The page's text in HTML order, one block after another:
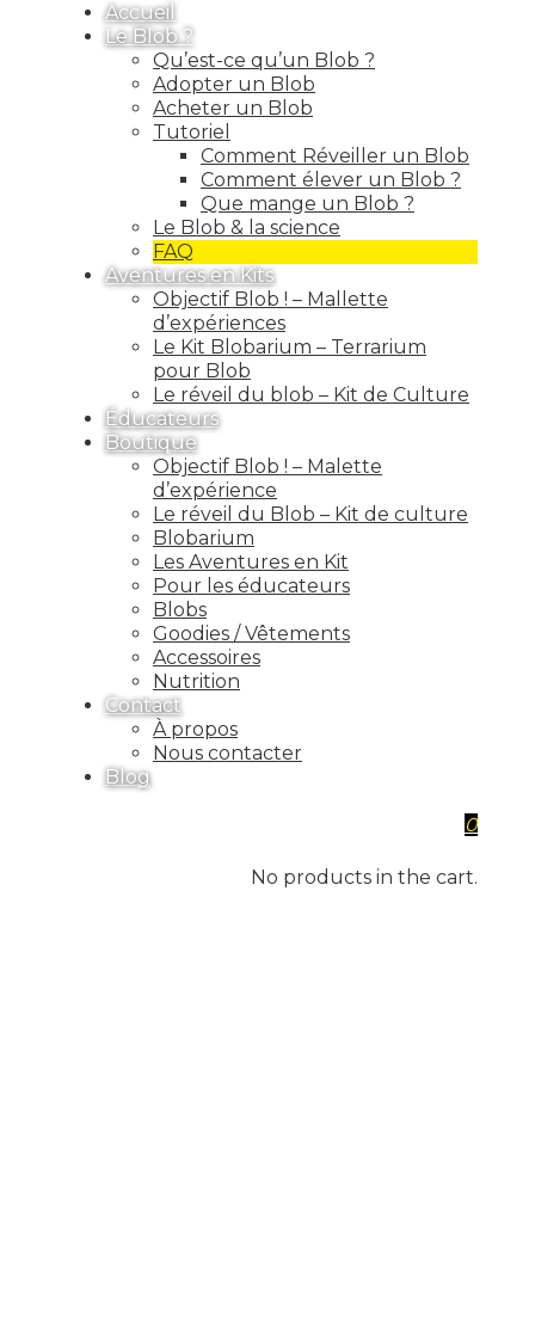
Accueil
Le Blob ?
Qu’est-ce qu’un Blob ?
Adopter un Blob
Acheter un Blob
Tutoriel
Comment Réveiller un Blob
Comment élever un Blob ?
Que mange un Blob ?
Le Blob & la science
FAQ
Aventures en Kits
Objectif Blob ! – Mallette
d’expériences
Le Kit Blobarium – Terrarium
pour Blob
Le réveil du blob – Kit de Culture
Éducateurs
Boutique
Objectif Blob ! – Malette
d’expérience
Le réveil du Blob – Kit de culture
Blobarium
Les Aventures en Kit
Pour les éducateurs
Blobs
Goodies / Vêtements
Accessoires
Nutrition
Contact
À propos
Nous contacter
Blog
0
No products in the cart.